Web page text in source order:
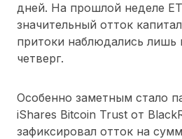
дней. На прошлой неделе
значительный отток
притоки наблюдались лишь
четверг.
Особенно заметным стало
iShares Bitcoin Trust от
зафиксировал отток на